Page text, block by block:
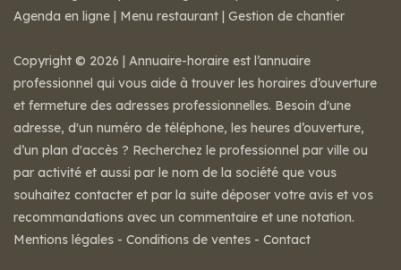
Agenda en ligne | Menu restaurant | Gestion de chantier
Copyright © 2026 | Annuaire-horaire est l’annuaire
professionnel qui vous aide à trouver les horaires d’ouverture
et fermeture des adresses professionnelles. Besoin d'une
adresse, d'un numéro de téléphone, les heures d’ouverture,
d’un plan d'accès ? Recherchez le professionnel par ville ou
par activité et aussi par le nom de la société que vous
souhaitez contacter et par la suite déposer votre avis et vos
recommandations avec un commentaire et une notation.
Mentions légales - Conditions de ventes - Contact